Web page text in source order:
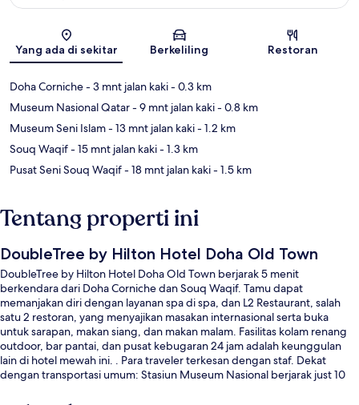
Peta
Yang ada di sekitar Berkeliling Restoran
Doha Corniche- 3 mnt jalan kaki- 0.3 km
Museum Nasional Qatar- 9 mnt jalan kaki- 0.8 km
Museum Seni Islam- 13 mnt jalan kaki- 1.2 km
Souq Waqif- 15 mnt jalan kaki- 1.3 km
Pusat Seni Souq Waqif- 18 mnt jalan kaki- 1.5 km
Tentang properti ini
DoubleTree by Hilton Hotel Doha Old Town
DoubleTree by Hilton Hotel Doha Old Town berjarak 5 menit
berkendara dari Doha Corniche dan Souq Waqif. Tamu dapat
memanjakan diri dengan layanan spa di spa, dan L2 Restaurant, salah
satu 2 restoran, yang menyajikan masakan internasional serta buka
untuk sarapan, makan siang, dan makan malam. Fasilitas kolam renang
outdoor, bar pantai, dan pusat kebugaran 24 jam adalah keunggulan
lain di hotel mewah ini. . Para traveler terkesan dengan staf. Dekat
dengan transportasi umum: Stasiun Museum Nasional berjarak just 10